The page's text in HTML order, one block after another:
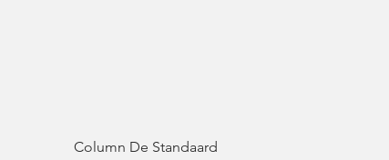
Column De Standaard